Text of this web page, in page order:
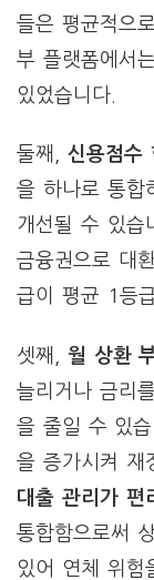
들은 평균적으
부 플랫폼에서
있었습니다.
둘째, 신용점수
을 하나로 통합
개선될 수 있습
금융권으로 대
급이 평균 1등
셋째, 월 상환
늘리거나 금리
을 줄일 수 있
을 증가시켜 재
대출 관리가 편
통합함으로써
있어 연체 위험